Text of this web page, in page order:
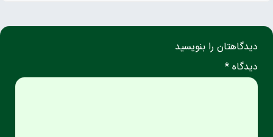
دیدگاهتان را بنویسید
دیدگاه *